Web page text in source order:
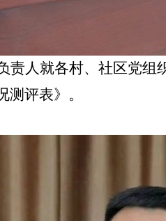
责人就各村、社区党组
评表》。